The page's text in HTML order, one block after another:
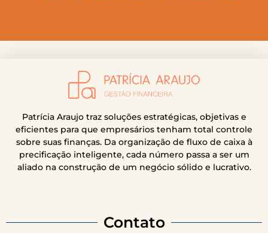
Patrícia Araujo traz soluções estratégicas, objetivas e
eficientes para que empresários tenham total controle
sobre suas finanças. Da organização de fluxo de caixa à
precificação inteligente, cada número passa a ser um
aliado na construção de um negócio sólido e lucrativo.
Contato